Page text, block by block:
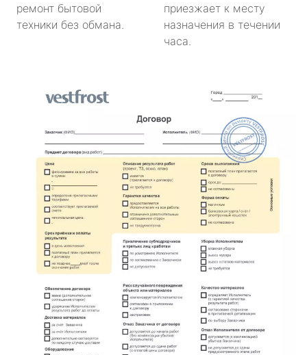
ремонт бытовой
техники без обмана.
приезжает к месту
назначения в течении
часа.